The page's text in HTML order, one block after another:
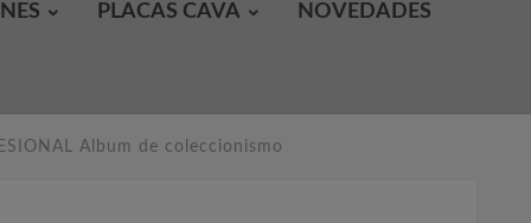
PLACAS CAVA NOVEDADES
Album de coleccionismo